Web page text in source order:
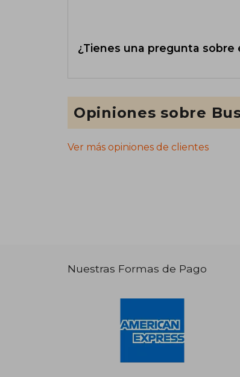
¿Tienes una pregunta sobre
Opiniones sobre
Ver más opiniones de clientes
Nuestras Formas de Pago